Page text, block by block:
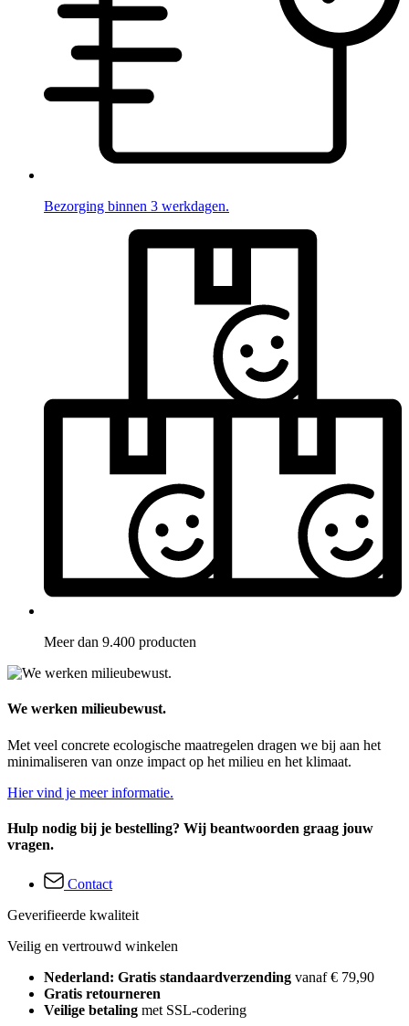
Bezorging binnen 3 werkdagen.
Meer dan 9.400 producten
We werken milieubewust.
Met veel concrete ecologische maatregelen dragen we bij aan het
minimaliseren van onze impact op het milieu en het klimaat.
Hier vind je meer informatie.
Hulp nodig bij je bestelling? Wij beantwoorden graag jouw
vragen.
Contact
Geverifieerde kwaliteit
Veilig en vertrouwd winkelen
Nederland: Gratis standaardverzending vanaf € 79,90
Gratis retourneren
Veilige betaling met SSL-codering